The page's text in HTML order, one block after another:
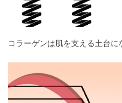
コラーゲンは肌を支える土台に